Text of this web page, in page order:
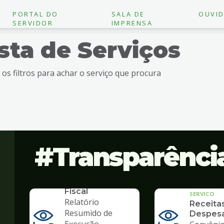
PORTAL DO
SERVIDOR
SALA DE
IMPRENSA
de Serviços
os filtros para achar o serviço que procura
SERVICO
Fiscal
Relatório
Resumido de
SERVICO